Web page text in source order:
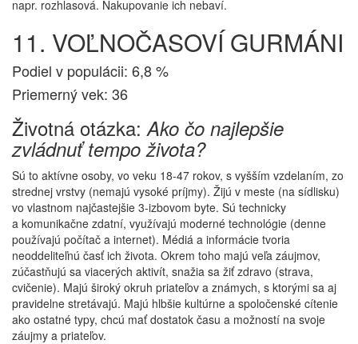
napr. rozhlasová. Nakupovanie ich nebaví.
11. VOĽNOČASOVÍ GURMÁNI
Podiel v populácii: 6,8 %
Priemerný vek: 36
Životná otázka:Ako čo najlepšie
zvládnuť tempo života?
Sú to aktívne osoby, vo veku 18-47 rokov, s vyšším vzdelaním, zo
strednej vrstvy (nemajú vysoké príjmy). Žijú v meste (na sídlisku)
vo vlastnom najčastejšie 3-izbovom byte. Sú technicky
a komunikačne zdatní, využívajú moderné technológie (denne
používajú počítač a internet). Médiá a informácie tvoria
neoddeliteľnú časť ich života. Okrem toho majú veľa záujmov,
zúčastňujú sa viacerých aktivít, snažia sa žiť zdravo (strava,
cvičenie). Majú široký okruh priateľov a známych, s ktorými sa aj
pravidelne stretávajú. Majú hlbšie kultúrne a spoločenské cítenie
ako ostatné typy, chcú mať dostatok času a možností na svoje
záujmy a priateľov.